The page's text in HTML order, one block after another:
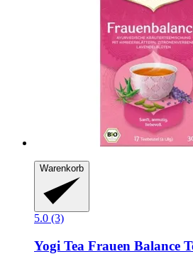
Warenkorb
5.0 (3)
Yogi Tea Frauen Balance